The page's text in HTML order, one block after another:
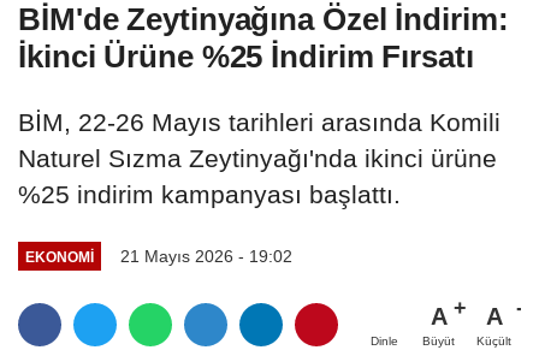
BİM'de Zeytinyağına Özel İndirim:
İkinci Ürüne %25 İndirim Fırsatı
BİM, 22-26 Mayıs tarihleri arasında Komili
Naturel Sızma Zeytinyağı'nda ikinci ürüne
%25 indirim kampanyası başlattı.
EKONOMI 21 Mayıs 2026 - 19:02
Dinle
A
Büyüt
A
Küçült